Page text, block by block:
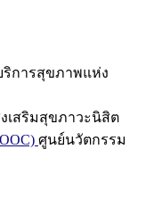
การสุขภาพแห่ง
เสริมสุขภาวะนิสิต
ศูนย์นวัตกรรม